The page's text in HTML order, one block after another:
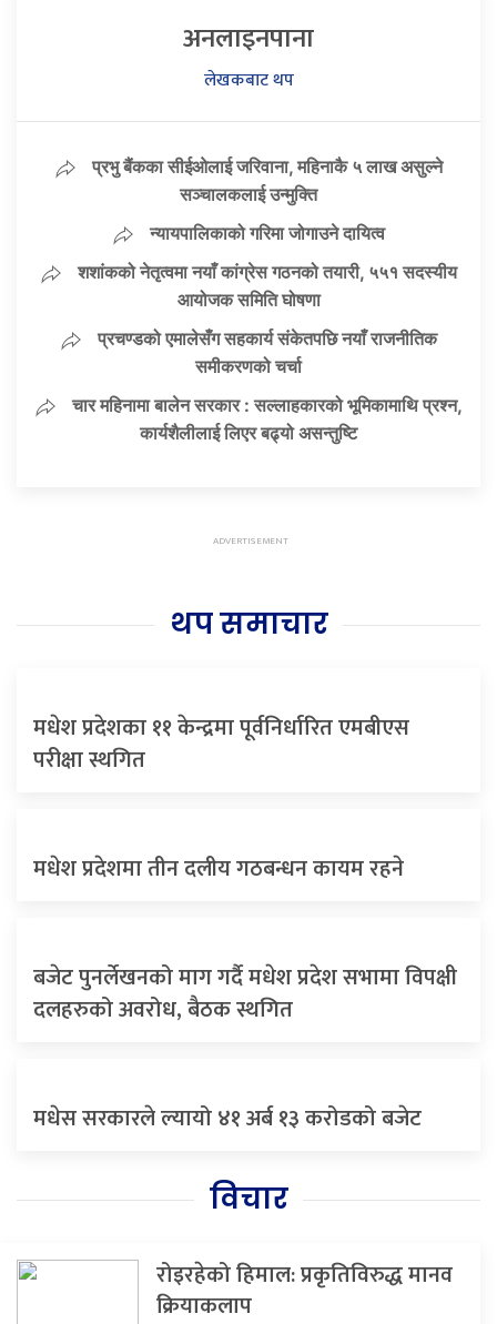
अनलाइनपाना
लेखकबाट थप
प्रभु बैंकका सीईओलाई जरिवाना, महिनाकै ५ लाख असुल्ने
सञ्चालकलाई उन्मुक्ति
न्यायपालिकाको गरिमा जोगाउने दायित्व
शशांकको नेतृत्वमा नयाँ कांग्रेस गठनको तयारी, ५५१ सदस्यीय
आयोजक समिति घोषणा
प्रचण्डको एमालेसँग सहकार्य संकेतपछि नयाँ राजनीतिक
समीकरणको चर्चा
चार महिनामा बालेन सरकार : सल्लाहकारको भूमिकामाथि प्रश्न,
कार्यशैलीलाई लिएर बढ्यो असन्तुष्टि
थप समाचार
मधेश प्रदेशका ११ केन्द्रमा पूर्वनिर्धारित एमबीएस
परीक्षा स्थगित
मधेश प्रदेशमा तीन दलीय गठबन्धन कायम रहने
बजेट पुनर्लेखनको माग गर्दै मधेश प्रदेश सभामा विपक्षी
दलहरुको अवरोध, बैठक स्थगित
मधेस सरकारले ल्यायो ४१ अर्ब ‍‍१३ करोडको बजेट
विचार
रोइरहेको हिमाल: प्रकृतिविरुद्ध मानव
क्रियाकलाप